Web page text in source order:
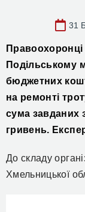
31
Подільському
бюджетних
на ремонті
сума завданих
гривень.
До складу
Хмельницької